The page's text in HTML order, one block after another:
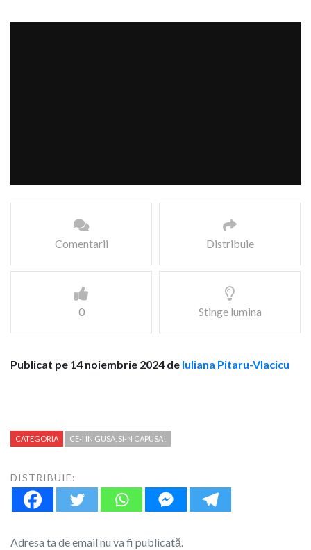
Comentarii Distribuie
0 Stinge lumina
Publicat pe 14 noiembrie 2024 de Iuliana Pitaru-Vlacicu
CATEGORIA CE-I IN GUSA, SI-N CAPUSA!
DISTRIBUIE:
Adresa ta de email nu va fi publicată.